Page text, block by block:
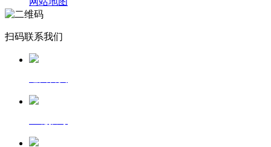
扫码联系我们